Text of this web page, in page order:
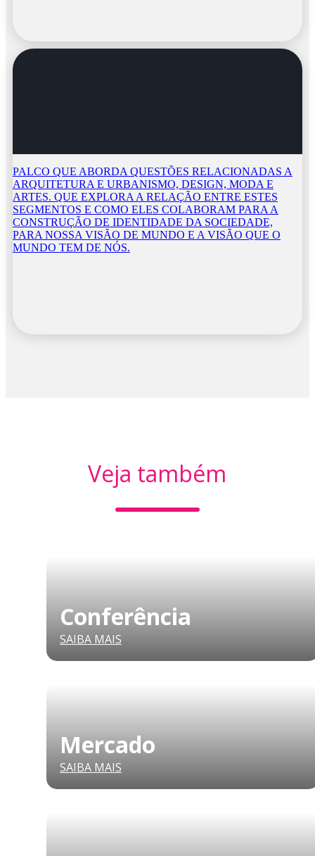
PALCO QUE ABORDA QUESTÕES RELACIONADAS A
ARQUITETURA E URBANISMO, DESIGN, MODA E
ARTES. QUE EXPLORA A RELAÇÃO ENTRE ESTES
SEGMENTOS E COMO ELES COLABORAM PARA A
CONSTRUÇÃO DE IDENTIDADE DA SOCIEDADE,
PARA NOSSA VISÃO DE MUNDO E A VISÃO QUE O
MUNDO TEM DE NÓS.
Veja também
Conferência
SAIBA MAIS
Mercado
SAIBA MAIS